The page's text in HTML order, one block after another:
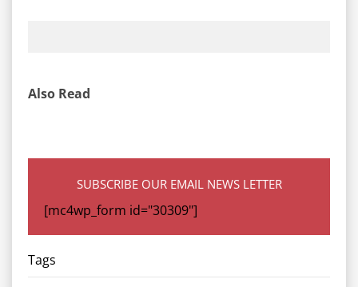
Also Read
SUBSCRIBE OUR EMAIL NEWS LETTER
[mc4wp_form id="30309"]
Tags